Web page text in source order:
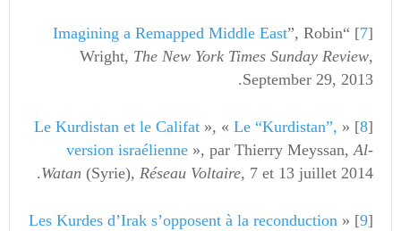
[
7
] “
Imagining a Remapped Middle East”, Robin
Wright, The New York Times Sunday Review,
September 29, 2013.
[
8
] «
Le Kurdistan et le Califat », « Le “Kurdistan”,
version israélienne », par Thierry Meyssan,Al-
Watan (Syrie), Réseau Voltaire, 7 et 13 juillet 2014.
[
9
] «
Les Kurdes d’Irak s’opposent à la reconduction